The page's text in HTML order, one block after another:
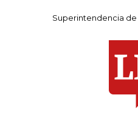
Superintendencia